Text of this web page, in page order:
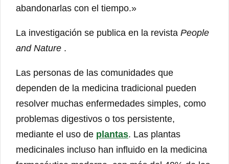
abandonarlas con el tiempo.»
La investigación se publica en la revista People
and Nature .
Las personas de las comunidades que
dependen de la medicina tradicional pueden
resolver muchas enfermedades simples, como
problemas digestivos o tos persistente,
mediante el uso de plantas. Las plantas
medicinales incluso han influido en la medicina